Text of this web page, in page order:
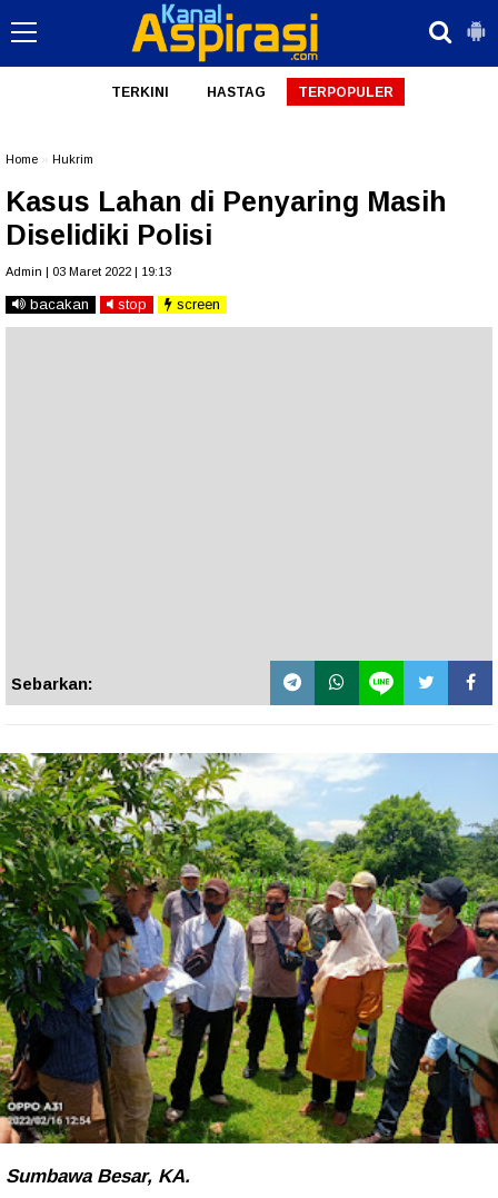
TERKINI HASTAG TERPOPULER
Home Hukrim
Kasus Lahan di Penyaring Masih
Diselidiki Polisi
Admin | 03 Maret 2022 | 19:13
bacakan stop screen
Sebarkan:
Sumbawa Besar, KA.